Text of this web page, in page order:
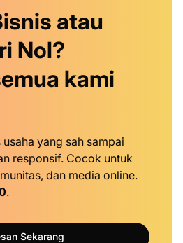
atau
Nol?
kami
yang sah sampai
responsif. Cocok untuk
dan media online.
.
Sekarang